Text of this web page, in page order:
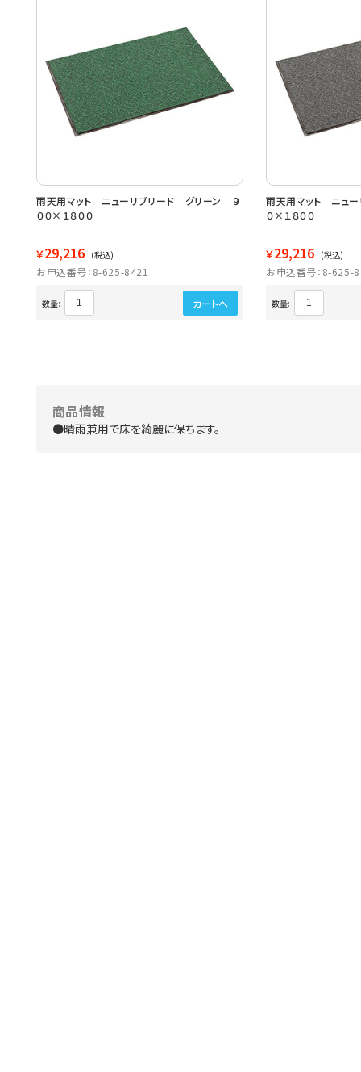
雨天用マット ニューリブリード グリーン ９
００×１８００
￥29,216 (税込)
お申込番号：8-625-8421
数量: カートへ
雨天用マット ニュ
０×１８００
￥29,216 (税込)
お申込番号：8-625-
数量:
商品情報
●晴雨兼用で床を綺麗に保ちます。